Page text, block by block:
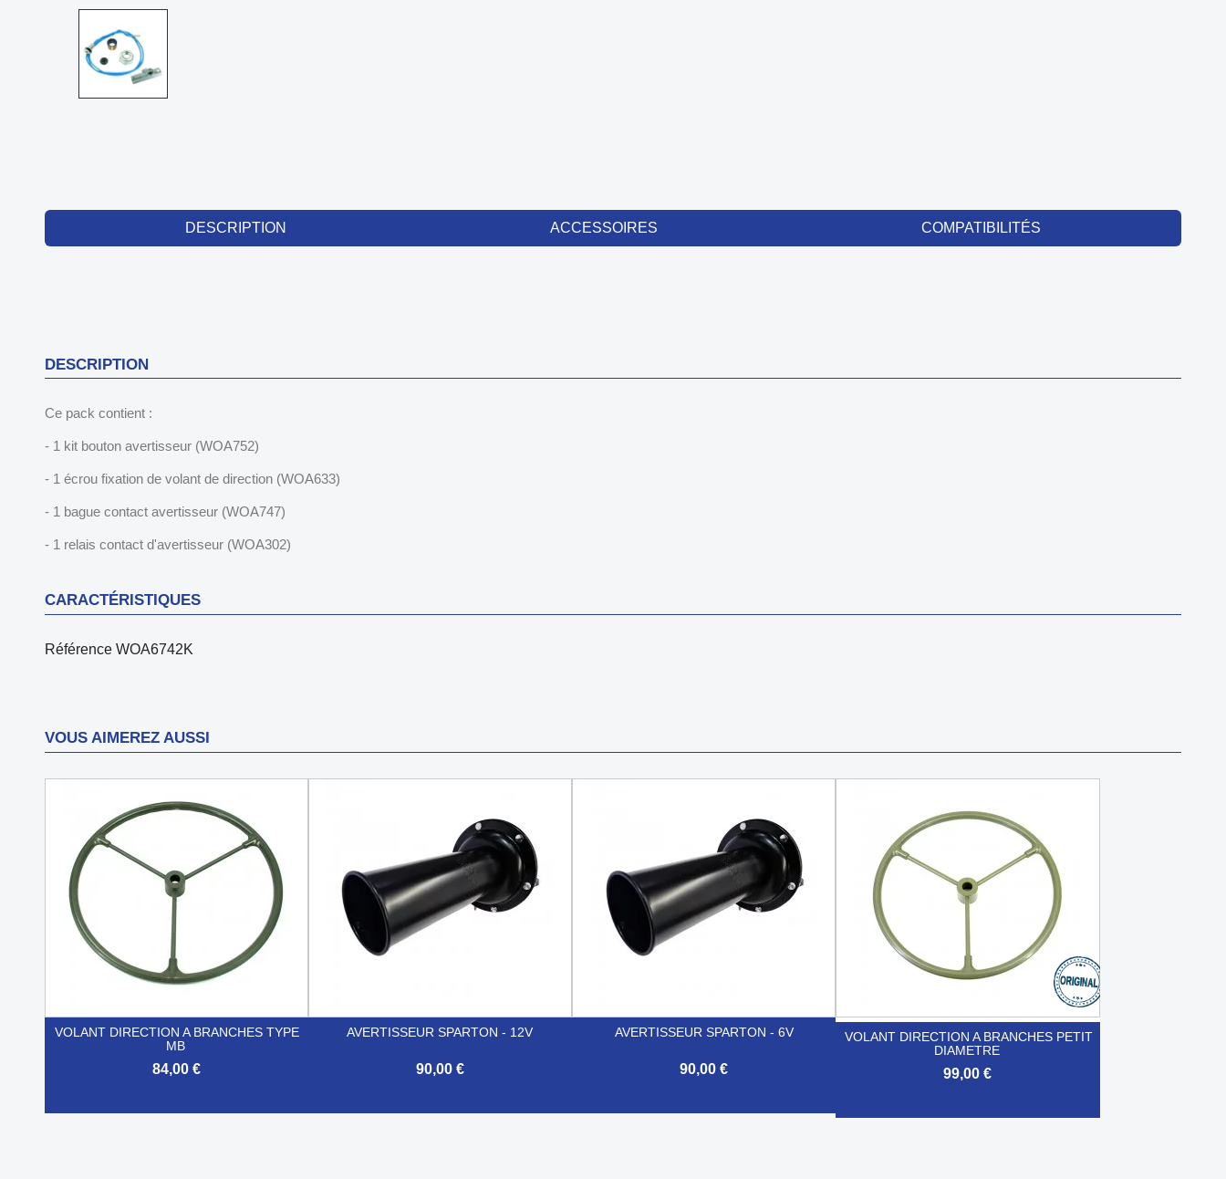
DESCRIPTION ACCESSOIRES COMPATIBILITÉS
DESCRIPTION
Ce pack contient :
- 1 kit bouton avertisseur (WOA752)
- 1 écrou fixation de volant de direction (WOA633)
- 1 bague contact avertisseur (WOA747)
- 1 relais contact d'avertisseur (WOA302)
CARACTÉRISTIQUES
Référence WOA6742K
VOUS AIMEREZ AUSSI
VOLANT DIRECTION A BRANCHES TYPE
MB
84,00 €
AVERTISSEUR SPARTON - 12V
90,00 €
AVERTISSEUR SPARTON - 6V
90,00 €
VOLANT DIRECTION A BRANCHES PETIT
DIAMETRE
99,00 €